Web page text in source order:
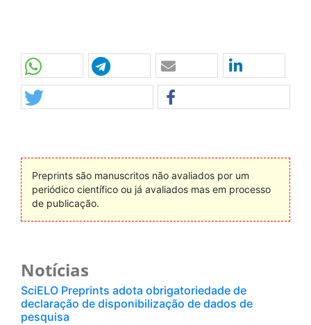
Preprints são manuscritos não avaliados por um
periódico científico ou já avaliados mas em processo
de publicação.
Notícias
SciELO Preprints adota obrigatoriedade de
declaração de disponibilização de dados de
pesquisa